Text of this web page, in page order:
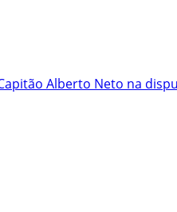
Alberto Neto na